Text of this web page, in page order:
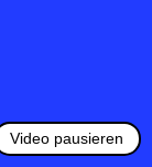
Video pausieren